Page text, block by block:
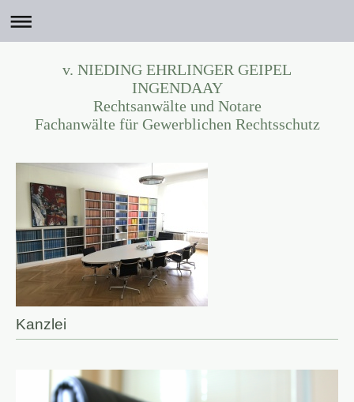
v. NIEDING EHRLINGER GEIPEL
INGENDAAY
Rechtsanwälte und Notare
Fachanwälte für Gewerblichen Rechtsschutz
Kanzlei